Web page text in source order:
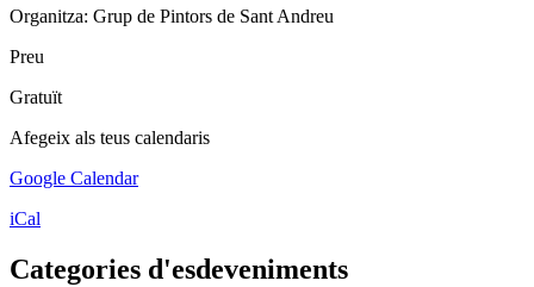
Organitza: Grup de Pintors de Sant Andreu
Preu
Gratuït
Afegeix als teus calendaris
Google Calendar
iCal
Categories d'esdeveniments